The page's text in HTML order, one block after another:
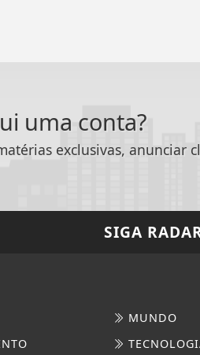
uma conta?
exclusivas, anunciar
SIGA
MUNDO